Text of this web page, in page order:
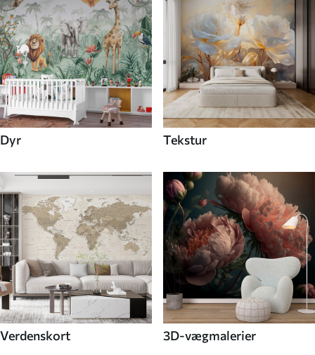
Dyr Tekstur
Verdenskort 3D-vægmalerier